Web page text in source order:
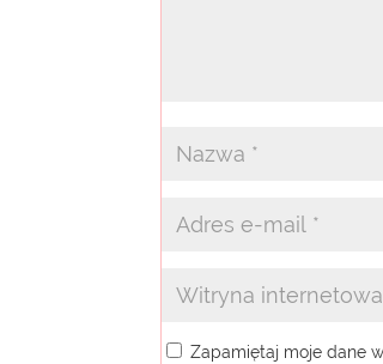
Zapamiętaj moje dane